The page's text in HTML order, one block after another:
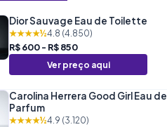
Dior Sauvage Eau de Toilette
★★★★½4.8 (4.850)
R$ 600 - R$ 850
Ver preço aqui
Carolina Herrera Good Girl Eau de
Parfum
★★★★½4.9 (3.120)